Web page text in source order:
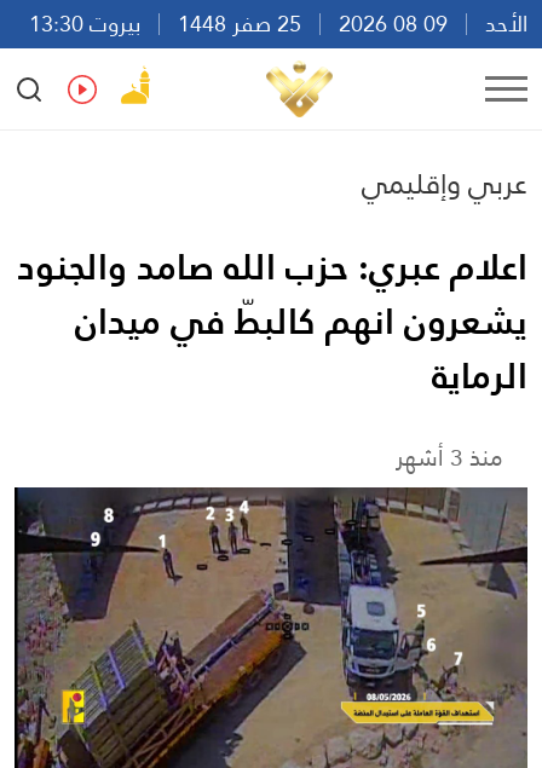
الأحد
بيروت 13:30
Ar
En Fr Es
عربي وإقليمي
اعلام عبري: حزب الله صامد والجنود
يشعرون انهم كالبطّ في ميدان
الرماية
منذ 3 أشهر